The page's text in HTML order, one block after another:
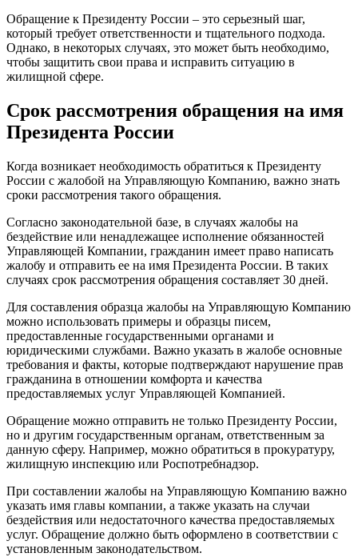
Обращение к Президенту России – это серьезный шаг,
который требует ответственности и тщательного подхода.
Однако, в некоторых случаях, это может быть необходимо,
чтобы защитить свои права и исправить ситуацию в
жилищной сфере.
Срок рассмотрения обращения на имя
Президента России
Когда возникает необходимость обратиться к Президенту
России с жалобой на Управляющую Компанию, важно знать
сроки рассмотрения такого обращения.
Согласно законодательной базе, в случаях жалобы на
бездействие или ненадлежащее исполнение обязанностей
Управляющей Компании, гражданин имеет право написать
жалобу и отправить ее на имя Президента России. В таких
случаях срок рассмотрения обращения составляет 30 дней.
Для составления образца жалобы на Управляющую Компанию
можно использовать примеры и образцы писем,
предоставленные государственными органами и
юридическими службами. Важно указать в жалобе основные
требования и факты, которые подтверждают нарушение прав
гражданина в отношении комфорта и качества
предоставляемых услуг Управляющей Компанией.
Обращение можно отправить не только Президенту России,
но и другим государственным органам, ответственным за
данную сферу. Например, можно обратиться в прокуратуру,
жилищную инспекцию или Роспотребнадзор.
При составлении жалобы на Управляющую Компанию важно
указать имя главы компании, а также указать на случаи
бездействия или недостаточного качества предоставляемых
услуг. Обращение должно быть оформлено в соответствии с
установленным законодательством.